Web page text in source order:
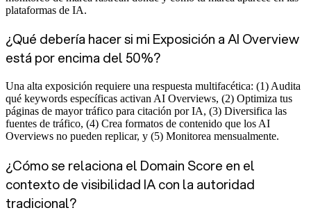
plataformas de IA.
¿Qué debería hacer si mi Exposición a AI Overview
está por encima del 50%?
Una alta exposición requiere una respuesta multifacética: (1) Audita
qué keywords específicas activan AI Overviews, (2) Optimiza tus
páginas de mayor tráfico para citación por IA, (3) Diversifica las
fuentes de tráfico, (4) Crea formatos de contenido que los AI
Overviews no pueden replicar, y (5) Monitorea mensualmente.
¿Cómo se relaciona el Domain Score en el
contexto de visibilidad IA con la autoridad
tradicional?